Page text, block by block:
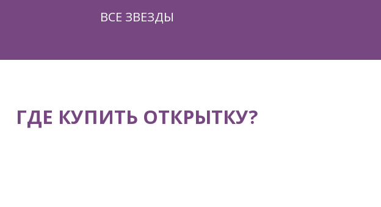
ВСЕ ЗВЕЗДЫ
ГДЕ КУПИТЬ ОТКРЫТКУ?